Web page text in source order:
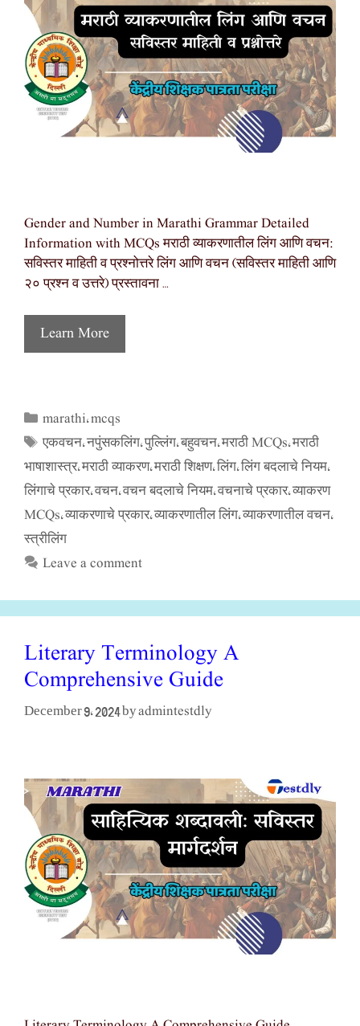
Gender and Number in Marathi Grammar Detailed
Information with MCQs मराठी व्याकरणातील लिंग आणि वचन:
सविस्तर माहिती व प्रश्नोत्तरे लिंग आणि वचन (सविस्तर माहिती आणि
२० प्रश्न व उत्तरे) प्रस्तावना …
Learn More
Categories
marathi,mcqs
Tags
एकवचन,नपुंसकलिंग,पुल्लिंग,बहुवचन,मराठी MCQs,मराठी
भाषाशास्त्र, मराठी व्याकरण, मराठी शिक्षण, लिंग, लिंग बदलाचे नियम,
लिंगाचे प्रकार, वचन, वचन बदलाचे नियम, वचनाचे प्रकार, व्याकरण
MCQs, व्याकरणाचे प्रकार, व्याकरणातील लिंग, व्याकरणातील वचन,
स्त्रीलिंग
Leave a comment
Literary Terminology A
Comprehensive Guide
December 9, 2024 byadmintestdly